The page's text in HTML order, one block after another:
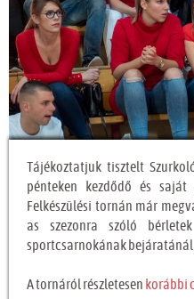
Tájékoztatjuk tisztelt
pénteken kezdődő és saját
Felkészülési tornán már
as szezonra szóló
sportcsarnokának bejáratánál.
A tornáról részletesen korábbi